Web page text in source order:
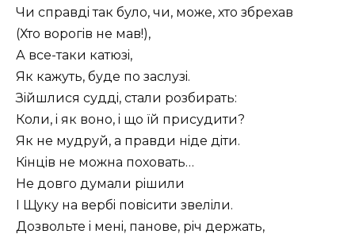
Чи справдi так було, чи, може, хто збрехав
(Хто ворогiв не мав!),
А все-таки катюзi,
Як кажуть, буде по заслузi.
Зiйшлися суддi, стали розбирать:
Коли, i як воно, i що ïй присудити?
Як не мудруй, а правди нiде дiти.
Кiнцiв не можна поховать…
Не довго думали рiшили
I Щуку на вербi повiсити звелiли.
Дозвольте i менi, панове, рiч держать,